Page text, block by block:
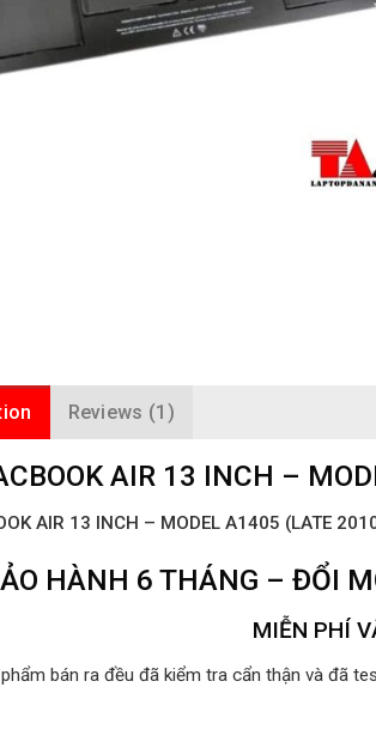
Reviews (1)
AIR 13 INCH –
AIR 13 INCH – MODEL A1405 (LATE
HÀNH 6 THÁNG – ĐỔI
MIỄN PHÍ
bán ra đều đã kiểm tra cẩn thận và đã